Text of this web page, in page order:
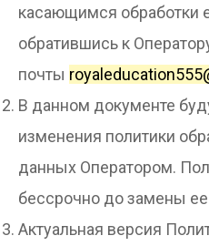
касающимся обработки
обратившись к
почты
В данном документе
изменения политики
данных Оператором.
бессрочно до замены
Актуальная версия